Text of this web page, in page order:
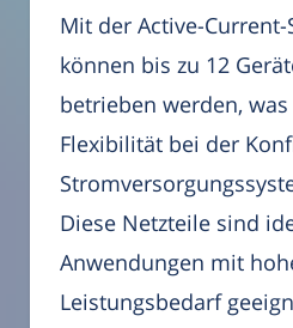
Mit der Active-
können bis zu 12
betrieben werden,
Flexibilität bei der
Diese Netzteile sind
Anwendungen mit
Leistungsbedarf